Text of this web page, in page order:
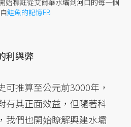
始標註從艾爾華水壩到河口的每一個
鮭魚的記憶FB
利與弊
可推算至公元前3000年，
有其正面效益，但隨著科
我們也開始瞭解興建水壩